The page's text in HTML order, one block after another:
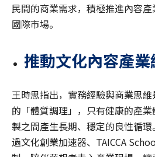
民間的商業需求，積極推進內容
國際市場。
推動文化內容產
王時思指出，實務經驗與商業思
的「體質調理」，只有健康的產
製之間產生長期、穩定的良性循
過文化創業加速器、TAICCA